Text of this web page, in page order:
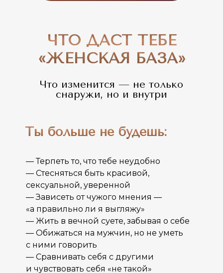
ЧТО ДАСТ ТЕБЕ
«ЖЕНСКАЯ БАЗА»
— Терпеть то, что тебе неудобно
— Стесняться быть красивой,
сексуальной, уверенной
— Зависеть от чужого мнения —
«а правильно ли я выгляжу»
— Жить в вечной суете, забывая о себе
— Обижаться на мужчин, но не уметь
с ними говорить
— Сравнивать себя с другими
и чувствовать себя «не такой»
Ты больше не будешь:
Что изменится — не только
снаружи, но и внутри